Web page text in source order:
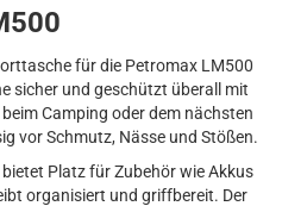
für die Petromax LM500
sicher und geschützt überall mit
Camping oder dem nächsten
vor Schmutz, Nässe und Stößen.
Platz für Zubehör wie Akkus
organisiert und griffbereit. Der